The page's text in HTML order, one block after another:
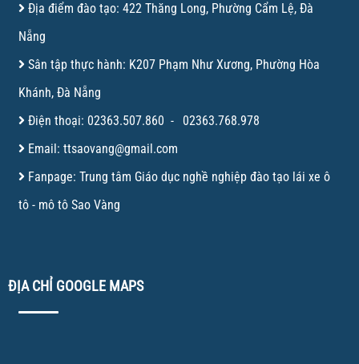
Địa điểm đào tạo: 422 Thăng Long, Phường Cẩm Lệ, Đà
Nẵng
Sân tập thực hành: K207 Phạm Như Xương, Phường Hòa
Khánh, Đà Nẵng
Điện thoại: 02363.507.860 - 02363.768.978
Email: ttsaovang@gmail.com
Fanpage: Trung tâm Giáo dục nghề nghiệp đào tạo lái xe ô
tô - mô tô Sao Vàng
ĐỊA CHỈ GOOGLE MAPS